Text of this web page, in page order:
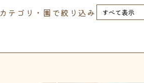
カテゴリ・園で絞り込み